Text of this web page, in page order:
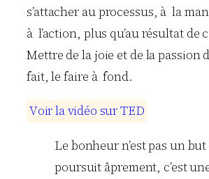
s’attacher au processus, à la
à l’action, plus qu’au résultat de
Mettre de la joie et de la passion
fait, le faire à fond.
Voirlavidéo surTED
Le bonheur n’est pas un but
poursuit âprement, c’est